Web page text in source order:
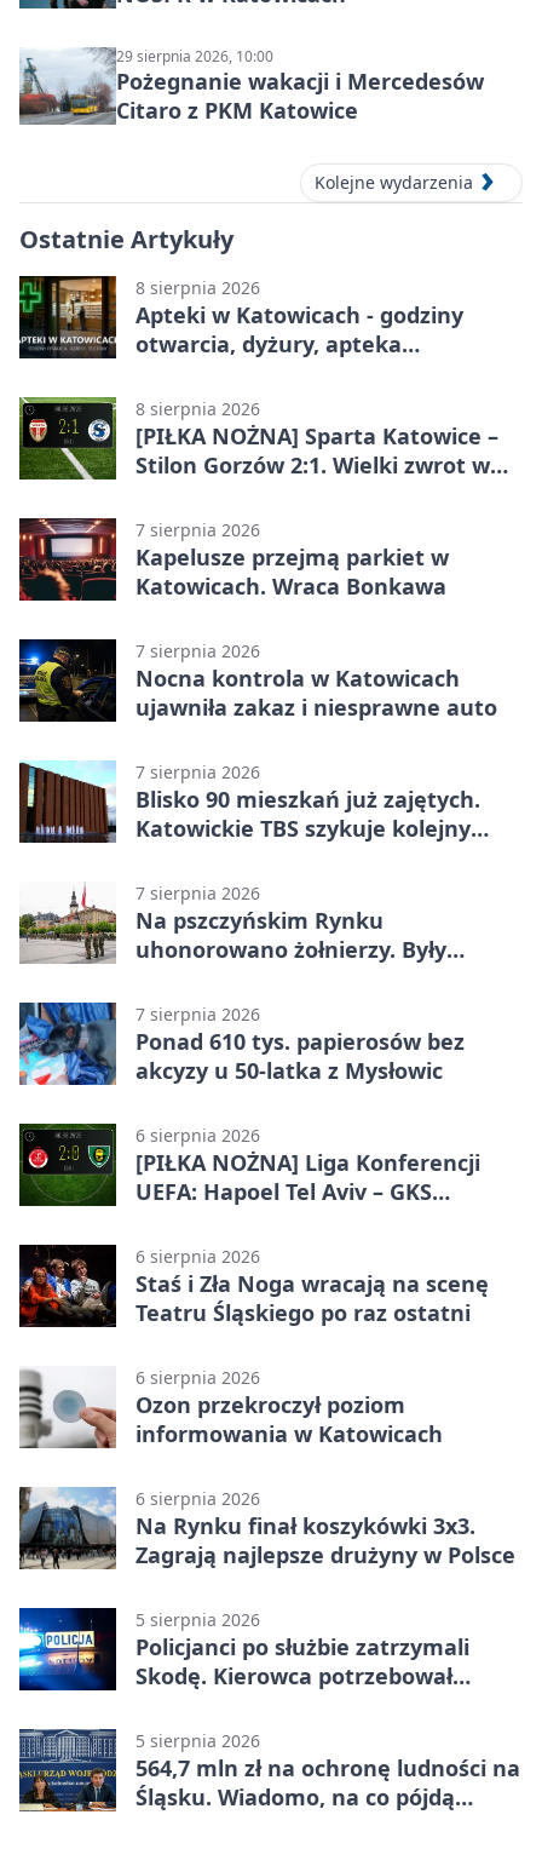
29 sierpnia 2026, 10:00
Pożegnanie wakacji i Mercedesów
Citaro z PKM Katowice
Kolejne wydarzenia
Ostatnie Artykuły
8 sierpnia 2026
Apteki w Katowicach - godziny
otwarcia, dyżury, apteka
8 sierpnia 2026
[PIŁKA NOŻNA] Sparta Katowice –
Stilon Gorzów 2:1. Wielki zwrot w
7 sierpnia 2026
Kapelusze przejmą parkiet w
Katowicach. Wraca Bonkawa
7 sierpnia 2026
Nocna kontrola w Katowicach
ujawniła zakaz i niesprawne auto
7 sierpnia 2026
Blisko 90 mieszkań już zajętych.
Katowickie TBS szykuje kolejny
7 sierpnia 2026
Na pszczyńskim Rynku
uhonorowano żołnierzy. Były
7 sierpnia 2026
Ponad 610 tys. papierosów bez
akcyzy u 50-latka z Mysłowic
6 sierpnia 2026
[PIŁKA NOŻNA] Liga Konferencji
UEFA: Hapoel Tel Aviv – GKS
rundy kwalifikacyjnej
6 sierpnia 2026
Staś i Zła Noga wracają na scenę
Teatru Śląskiego po raz ostatni
6 sierpnia 2026
Ozon przekroczył poziom
informowania w Katowicach
6 sierpnia 2026
Na Rynku finał koszykówki 3x3.
Zagrają najlepsze drużyny w Polsce
5 sierpnia 2026
Policjanci po służbie zatrzymali
Skodę. Kierowca potrzebował
5 sierpnia 2026
564,7 mln zł na ochronę ludności na
Śląsku. Wiadomo, na co pójdą